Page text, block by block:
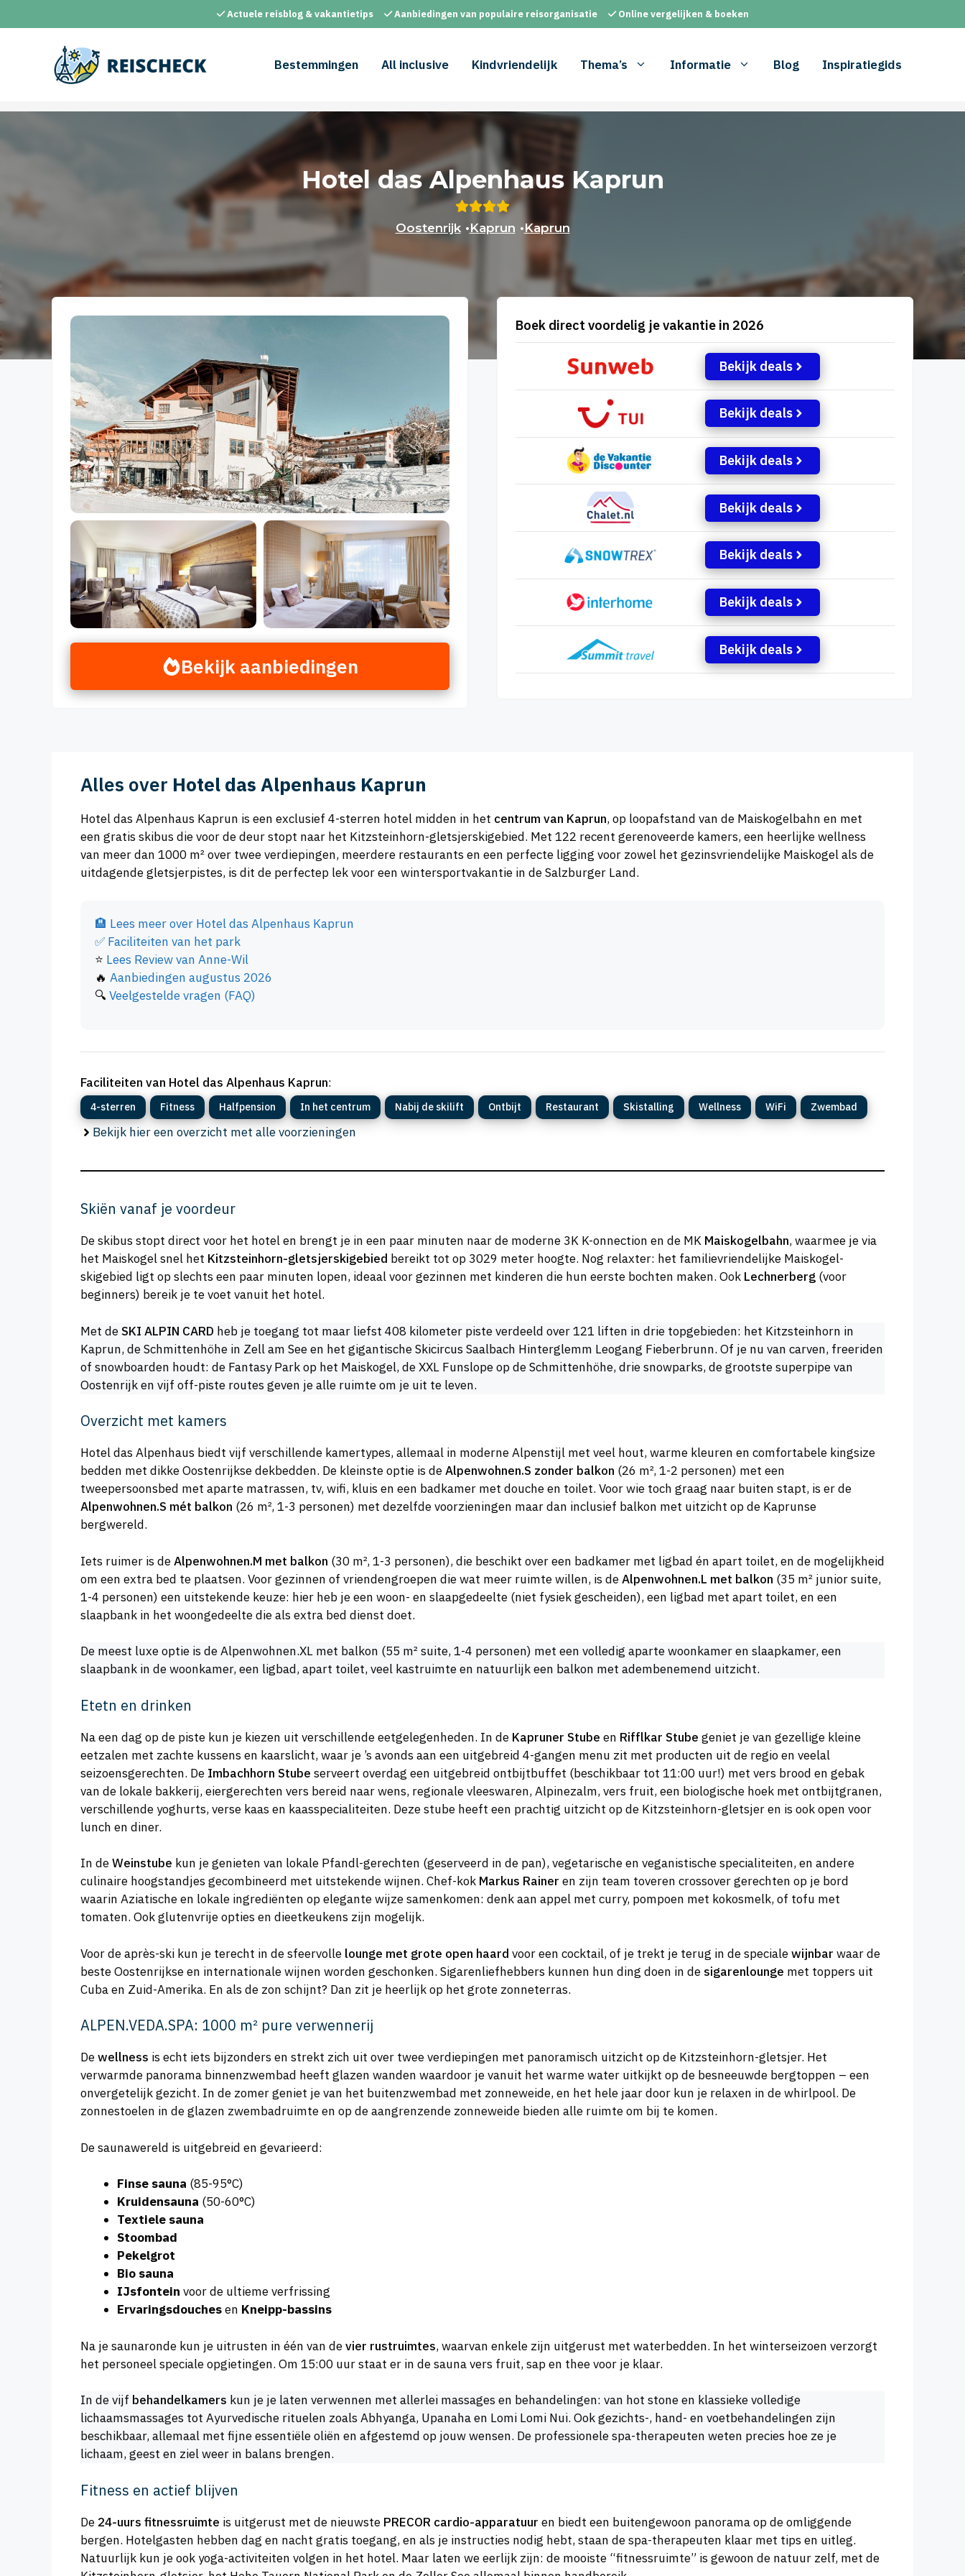
naar
Actuele reisblog & vakantietips Aanbiedingen van populaire reisorganisatie Online vergelijken & boeken
Bestemmingen All inclusive Kindvriendelijk Thema’s Informatie Blog Inspiratiegids
Hotel das Alpenhaus Kaprun
Oostenrijk •Kaprun •Kaprun
Bekijk aanbiedingen
Boek direct voordelig je vakantie in 2026
Bekijk deals
Bekijk deals
Bekijk deals
Bekijk deals
Bekijk deals
Bekijk deals
Bekijk deals
Alles over Hotel das Alpenhaus Kaprun
Hotel das Alpenhaus Kaprun is een exclusief 4-sterren hotel midden in het centrum van Kaprun, op loopafstand van de Maiskogelbahn en met
een gratis skibus die voor de deur stopt naar het Kitzsteinhorn-gletsjerskigebied. Met 122 recent gerenoveerde kamers, een heerlijke wellness
van meer dan 1000 m² over twee verdiepingen, meerdere restaurants en een perfecte ligging voor zowel het gezinsvriendelijke Maiskogel als de
uitdagende gletsjerpistes, is dit de perfectep lek voor een wintersportvakantie in de Salzburger Land.
🏨 Lees meer over Hotel das Alpenhaus Kaprun
✅ Faciliteiten van het park
⭐ Lees Review van Anne-Wil
🔥 Aanbiedingen augustus 2026
🔍Veelgestelde vragen (FAQ)
Faciliteiten van Hotel das Alpenhaus Kaprun:
4-sterren Fitness Halfpension In het centrum Nabij de skilift Ontbijt Restaurant Skistalling Wellness WiFi Zwembad
Bekijk hier een overzicht met alle voorzieningen
Skiën vanaf je voordeur
De skibus stopt direct voor het hotel en brengt je in een paar minuten naar de moderne 3K K-onnection en de MK Maiskogelbahn, waarmee je via
het Maiskogel snel het Kitzsteinhorn-gletsjerskigebied bereikt tot op 3029 meter hoogte. Nog relaxter: het familievriendelijke Maiskogel-
skigebied ligt op slechts een paar minuten lopen, ideaal voor gezinnen met kinderen die hun eerste bochten maken. Ook Lechnerberg (voor
beginners) bereik je te voet vanuit het hotel.
Met deSKI ALPIN CARD heb je toegang tot maar liefst 408 kilometer piste verdeeld over 121 liften in drie topgebieden: het Kitzsteinhorn in
Kaprun, de Schmittenhöhe in Zell am See en het gigantische Skicircus Saalbach Hinterglemm Leogang Fieberbrunn. Of je nu van carven, freeriden
of snowboarden houdt: de Fantasy Park op het Maiskogel, de XXL Funslope op de Schmittenhöhe, drie snowparks, de grootste superpipe van
Oostenrijk en vijf off-piste routes geven je alle ruimte om je uit te leven.
Overzicht met kamers
Hotel das Alpenhaus biedt vijf verschillende kamertypes, allemaal in moderne Alpenstijl met veel hout, warme kleuren en comfortabele kingsize
bedden met dikke Oostenrijkse dekbedden. De kleinste optie is deAlpenwohnen.S zonder balkon (26 m², 1-2 personen) met een
tweepersoonsbed met aparte matrassen, tv, wifi, kluis en een badkamer met douche en toilet. Voor wie toch graag naar buiten stapt, is er de
Alpenwohnen.S mét balkon (26 m², 1-3 personen) met dezelfde voorzieningen maar dan inclusief balkon met uitzicht op de Kaprunse
bergwereld.
Iets ruimer is deAlpenwohnen.M met balkon (30 m², 1-3 personen), die beschikt over een badkamer met ligbad én apart toilet, en de mogelijkheid
om een extra bed te plaatsen. Voor gezinnen of vriendengroepen die wat meer ruimte willen, is deAlpenwohnen.L met balkon (35 m² junior suite,
1-4 personen) een uitstekende keuze: hier heb je een woon- en slaapgedeelte (niet fysiek gescheiden), een ligbad met apart toilet, en een
slaapbank in het woongedeelte die als extra bed dienst doet.
De meest luxe optie is de Alpenwohnen.XL met balkon (55 m² suite, 1-4 personen) met een volledig aparte woonkamer en slaapkamer, een
slaapbank in de woonkamer, een ligbad, apart toilet, veel kastruimte en natuurlijk een balkon met adembenemend uitzicht.
Etetn en drinken
Na een dag op de piste kun je kiezen uit verschillende eetgelegenheden. In de Kapruner Stube en Rifflkar Stube geniet je van gezellige kleine
eetzalen met zachte kussens en kaarslicht, waar je ’s avonds aan een uitgebreid 4-gangen menu zit met producten uit de regio en veelal
seizoensgerechten. De Imbachhorn Stube serveert overdag een uitgebreid ontbijtbuffet (beschikbaar tot 11:00 uur!) met vers brood en gebak
van de lokale bakkerij, eiergerechten vers bereid naar wens, regionale vleeswaren, Alpinezalm, vers fruit, een biologische hoek met ontbijtgranen,
verschillende yoghurts, verse kaas en kaasspecialiteiten. Deze stube heeft een prachtig uitzicht op de Kitzsteinhorn-gletsjer en is ook open voor
lunch en diner.
In deWeinstube kun je genieten van lokale Pfandl-gerechten (geserveerd in de pan), vegetarische en veganistische specialiteiten, en andere
culinaire hoogstandjes gecombineerd met uitstekende wijnen. Chef-kok Markus Rainer en zijn team toveren crossover gerechten op je bord
waarin Aziatische en lokale ingrediënten op elegante wijze samenkomen: denk aan appel met curry, pompoen met kokosmelk, of tofu met
tomaten. Ook glutenvrije opties en dieetkeukens zijn mogelijk.
Voor de après-ski kun je terecht in de sfeervolle lounge met grote open haard voor een cocktail, of je trekt je terug in de specialewijnbar waar de
beste Oostenrijkse en internationale wijnen worden geschonken. Sigarenliefhebbers kunnen hun ding doen in de sigarenlounge met toppers uit
Cuba en Zuid-Amerika. En als de zon schijnt? Dan zit je heerlijk op het grote zonneterras.
ALPEN.VEDA.SPA: 1000 m² pure verwennerij
Dewellness is echt iets bijzonders en strekt zich uit over twee verdiepingen met panoramisch uitzicht op de Kitzsteinhorn-gletsjer. Het
verwarmde panorama binnenzwembad heeft glazen wanden waardoor je vanuit het warme water uitkijkt op de besneeuwde bergtoppen – een
onvergetelijk gezicht. In de zomer geniet je van het buitenzwembad met zonneweide, en het hele jaar door kun je relaxen in de whirlpool. De
zonnestoelen in de glazen zwembadruimte en op de aangrenzende zonneweide bieden alle ruimte om bij te komen.
De saunawereld is uitgebreid en gevarieerd:
Finse sauna (85-95°C)
Kruidensauna (50-60°C)
Textiele sauna
Stoombad
Pekelgrot
Bio sauna
IJsfontein voor de ultieme verfrissing
Ervaringsdouchesen Kneipp-bassins
Na je saunaronde kun je uitrusten in één van devier rustruimtes, waarvan enkele zijn uitgerust met waterbedden. In het winterseizoen verzorgt
het personeel speciale opgietingen. Om 15:00 uur staat er in de sauna vers fruit, sap en thee voor je klaar.
In de vijf behandelkamers kun je je laten verwennen met allerlei massages en behandelingen: van hot stone en klassieke volledige
lichaamsmassages tot Ayurvedische rituelen zoals Abhyanga, Upanaha en Lomi Lomi Nui. Ook gezichts-, hand- en voetbehandelingen zijn
beschikbaar, allemaal met fijne essentiële oliën en afgestemd op jouw wensen. De professionele spa-therapeuten weten precies hoe ze je
lichaam, geest en ziel weer in balans brengen.
Fitness en actief blijven
De 24-uurs fitnessruimte is uitgerust met de nieuwste PRECOR cardio-apparatuur en biedt een buitengewoon panorama op de omliggende
bergen. Hotelgasten hebben dag en nacht gratis toegang, en als je instructies nodig hebt, staan de spa-therapeuten klaar met tips en uitleg.
Natuurlijk kun je ook yoga-activiteiten volgen in het hotel. Maar laten we eerlijk zijn: de mooiste “fitnessruimte” is gewoon de natuur zelf, met de